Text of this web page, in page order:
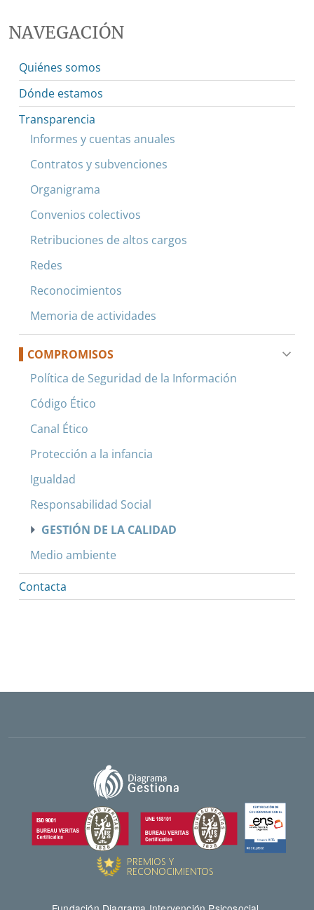
NAVEGACIÓN
Quiénes somos
Dónde estamos
Transparencia
Informes y cuentas anuales
Contratos y subvenciones
Organigrama
Convenios colectivos
Retribuciones de altos cargos
Redes
Reconocimientos
Memoria de actividades
COMPROMISOS
Política de Seguridad de la Información
Código Ético
Canal Ético
Protección a la infancia
Igualdad
Responsabilidad Social
GESTIÓN DE LA CALIDAD
Medio ambiente
Contacta